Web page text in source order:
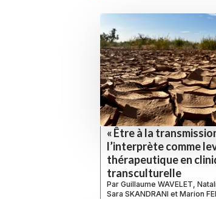
« Être à la
l’interprète comme
thérapeutique en
transculturelle
Par Guillaume WAVELET
Sara SKANDRANI et Marion